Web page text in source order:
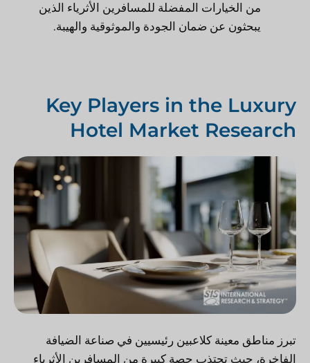
من الخيارات المفضلة للمسافرين الأثرياء الذين
يبحثون عن ضمان الجودة والموثوقية والهيبة.
Key Players in the Luxury
Hotel Market Research
تبرز مناطق معينة كلاعبين رئيسيين في صناعة الضيافة
الفاخرة، حيث تجتذب حصة كبيرة من المسافرين الأثرياء